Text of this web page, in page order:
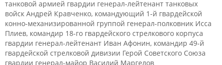
танковой армией гвардии генерал-лейтенант танковых
войск Андрей Кравченко, командующий 1-й гвардейской
конно-механизированной группой генерал-полковник Исса
Плиев, командир 18-го гвардейского стрелкового корпуса
гвардии генерал-лейтенант Иван Афонин, командир 49-й
гвардейской стрелковой дивизии Герой Советского Союза
гвардии генерал-майор Василий Маргелов